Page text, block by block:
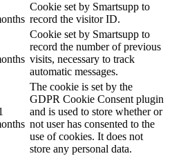
Cookie set by Smartsupp to
record the visitor ID.
Cookie set by Smartsupp to
record the number of previous
visits, necessary to track
automatic messages.
The cookie is set by the
GDPR Cookie Consent plugin
and is used to store whether or
not user has consented to the
use of cookies. It does not
store any personal data.